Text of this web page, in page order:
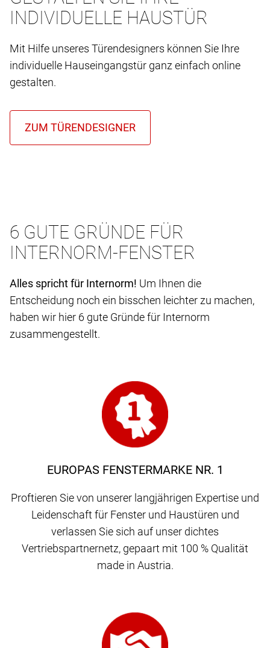
INDIVIDUELLE HAUSTÜR
Mit Hilfe unseres Türendesigners können Sie Ihre
individuelle Hauseingangstür ganz einfach online
gestalten.
6 GUTE GRÜNDE FÜR
INTERNORM-FENSTER
Alles spricht für Internorm! Um Ihnen die
Entscheidung noch ein bisschen leichter zu machen,
haben wir hier 6 gute Gründe für Internorm
zusammengestellt.
EUROPAS FENSTERMARKE NR. 1
Proftieren Sie von unserer langjährigen Expertise und
Leidenschaft für Fenster und Haustüren und
verlassen Sie sich auf unser dichtes
Vertriebspartnernetz, gepaart mit 100 % Qualität
made in Austria.